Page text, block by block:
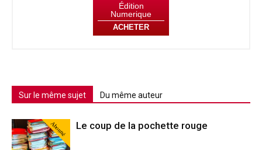
Édition
Numerique
ACHETER
Sur le même sujet Du même auteur
Abonné Le coup de la pochette rouge